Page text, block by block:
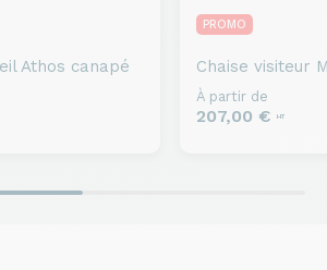
Athos canapé
PROMO
Chaise visiteur
À partir de
207,00 € HT